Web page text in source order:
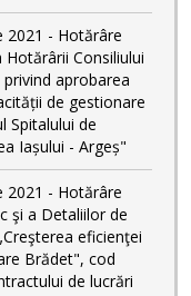
2021 - Hotărâre
Consiliului
privind aprobarea
de gestionare
Spitalului de
Iașului - Argeș"
2021 - Hotărâre
şi a Detaliilor de
eficienţei
Brădet", cod
de lucrări